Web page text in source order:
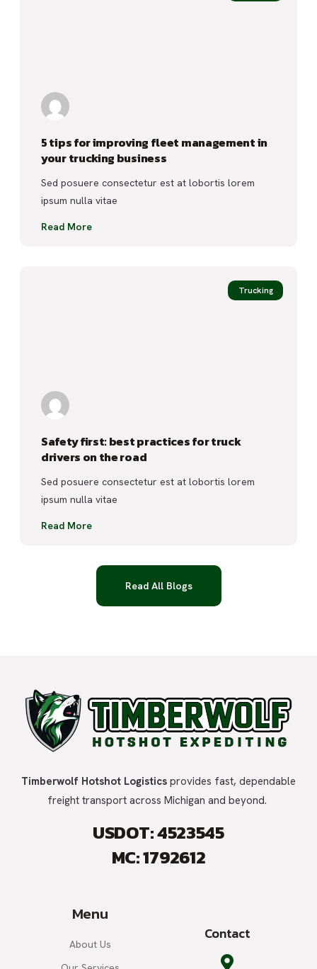
Read All Blogs
5 tips for improving fleet management in
your trucking business
Sed posuere consectetur est at lobortis lorem
ipsum nulla vitae
Read More
Trucking
Safety first: best practices for truck
drivers on the road
Sed posuere consectetur est at lobortis lorem
ipsum nulla vitae
Read More
Timberwolf Hotshot Logistics provides fast, dependable
freight transport across Michigan and beyond.
USDOT: 4523545
MC: 1792612
Menu
About Us
Contact